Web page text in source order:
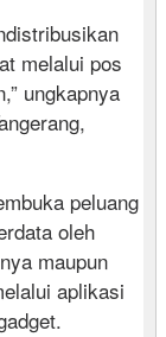
melalui pos
ungkapnya
peluang
oleh
maupun
aplikasi